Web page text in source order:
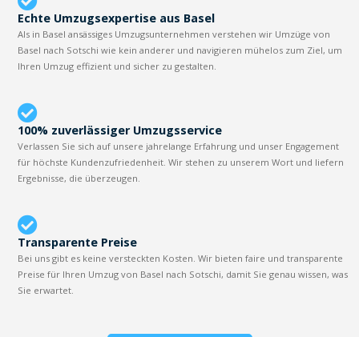
Echte Umzugsexpertise aus Basel
Als in Basel ansässiges Umzugsunternehmen verstehen wir Umzüge von
Basel nach Sotschi wie kein anderer und navigieren mühelos zum Ziel, um
Ihren Umzug effizient und sicher zu gestalten.
100% zuverlässiger Umzugsservice
Verlassen Sie sich auf unsere jahrelange Erfahrung und unser Engagement
für höchste Kundenzufriedenheit. Wir stehen zu unserem Wort und liefern
Ergebnisse, die überzeugen.
Transparente Preise
Bei uns gibt es keine versteckten Kosten. Wir bieten faire und transparente
Preise für Ihren Umzug von Basel nach Sotschi, damit Sie genau wissen, was
Sie erwartet.